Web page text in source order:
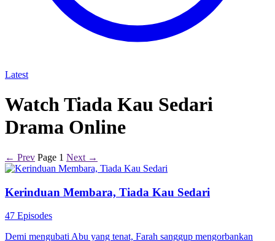
Latest
Watch Tiada Kau Sedari
Drama Online
← Prev Page 1 Next →
Kerinduan Membara, Tiada Kau Sedari
47 Episodes
Demi mengubati Abu yang tenat, Farah sanggup mengorbankan